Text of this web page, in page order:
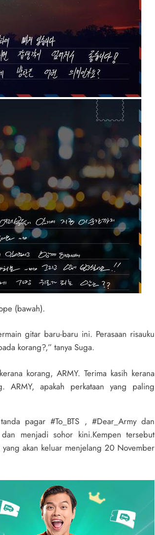
(bawah).
gitar baru-baru ini. Perasaan risauku
korang?,” tanya Suga.
korang, ARMY. Terima kasih kerana
ARMY, apakah perkataan yang paling
pagar #To_BTS , #Dear_Army dan
menjadi sohor kini.Kempen tersebut
akan keluar menjelang 20 November